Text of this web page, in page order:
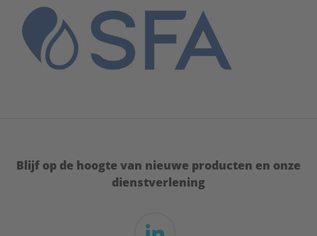
Blijf op de hoogte van nieuwe producten en onze
dienstverlening